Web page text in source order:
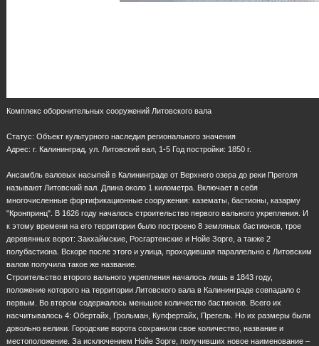
Комплекс оборонительных сооружений Литовского вала
Статус: Объект культурного наследия регионального значения
Адрес: г. Калининград, ул. Литовский вал, 1-5 Год постройки: 1850 г.
Ансамбль валовых насыпей в Калининграде от Верхнего озера до реки Преголя
называют Литовский вал. Длина около 1 километра. Включает в себя
многочисленные фортификационные сооружения: казематы, бастионы, казарму
"Кронпринц". В 1626 году началось строительство первого вального укрепления. И
к этому времени на его территории было построено 8 земляных бастионов, трое
деревянных ворот: Закхаймские, Росгартенские и Нойе Зорге, а также 2
полубастиона. Вскоре после этого и улица, проходившая параллельно с Литовским
валом получила такое же название.
Строительство второго вального укрепления началось лишь в 1843 году,
положение которого на территории Литовского вала в Калининграде совпадало с
первым. Во втором содержалось меньшее количество бастионов. Всего их
насчитывалось 4: Обертайх, Грольман, Купфертайх, Прегель. Но их размеры были
довольно велики. Городские ворота сохранили свое количество, название и
местоположение. За исключением Нойе Зорге, получивших новое наименование –